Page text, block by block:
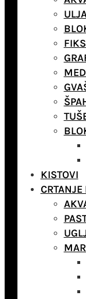
KISTOVI